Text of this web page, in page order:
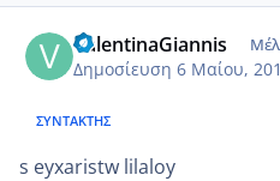
ValentinaGiannis
Δημοσίευση 6 Μαίου,
ΣΥΝΤΆΚΤΗΣ
s eyxaristw lilaloy